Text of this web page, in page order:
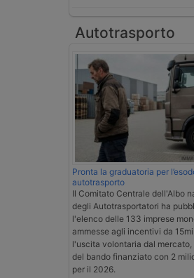
Autotrasporto
Pronta la graduatoria per
autotrasporto
Il Comitato Centrale dell'Albo
degli Autotrasportatori ha
l'elenco delle 133 imprese
ammesse agli incentivi da
l'uscita volontaria dal
del bando finanziato con 2
per il 2026.